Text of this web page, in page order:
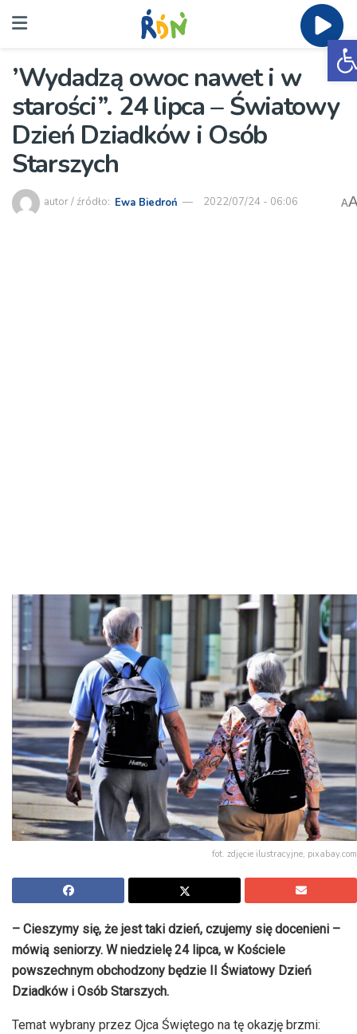
’Wydadzą owoc nawet i w
starości”. 24 lipca – Światowy
Dzień Dziadków i Osób
Starszych
autor / źródło: Ewa Biedroń 2022/07/24 - 06:06 A
fot. zdjęcie ilustracyjne, pixabay.com
– Cieszymy się, że jest taki dzień, czujemy się docenieni –
mówią seniorzy. W niedzielę 24 lipca, w Kościele
powszechnym obchodzony będzie II Światowy Dzień
Dziadków i Osób Starszych.
Temat wybrany przez Ojca Świętego na tę okazję brzmi: